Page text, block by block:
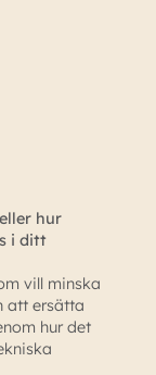
hur
i ditt
vill minska
att ersätta
hur det